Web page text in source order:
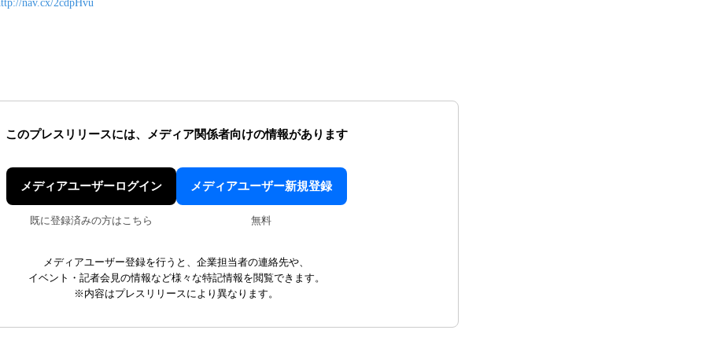
nav.cx/2cdpHvu
このプレスリリースには、 メディア関係者向けの情報があります
メディアユーザーログイン
既に登録済みの方はこちら
メディアユーザー新規登録
無料
メディアユーザー登録を行うと、企業担当者の連絡先や、
イベント・記者会見の情報など様々な特記情報を閲覧できます。
※内容はプレスリリースにより異なります。